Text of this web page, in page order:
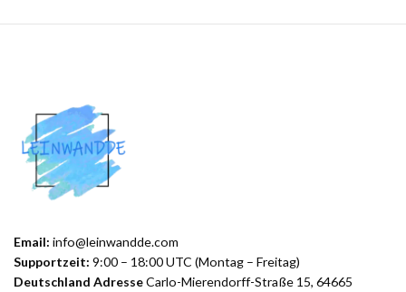
Email: info@leinwandde.com
Supportzeit: 9:00 – 18:00 UTC (Montag – Freitag)
Deutschland AdresseCarlo-Mierendorff-Straße 15, 64665